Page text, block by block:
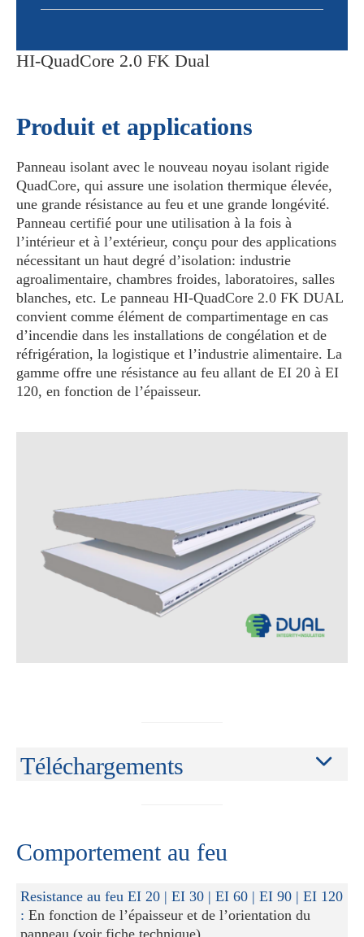
HI-QuadCore 2.0 FK Dual
Produit et applications
Panneau isolant avec le nouveau noyau isolant rigide
QuadCore, qui assure une isolation thermique élevée,
une grande résistance au feu et une grande longévité.
Panneau certifié pour une utilisation à la fois à
l’intérieur et à l’extérieur, conçu pour des applications
nécessitant un haut degré d’isolation: industrie
agroalimentaire, chambres froides, laboratoires, salles
blanches, etc. Le panneau HI-QuadCore 2.0 FK DUAL
convient comme élément de compartimentage en cas
d’incendie dans les installations de congélation et de
réfrigération, la logistique et l’industrie alimentaire. La
gamme offre une résistance au feu allant de EI 20 à EI
120, en fonction de l’épaisseur.
Téléchargements
Comportement au feu
Resistance au feu EI 20 | EI 30 | EI 60 | EI 90 | EI 120
: En fonction de l’épaisseur et de l’orientation du